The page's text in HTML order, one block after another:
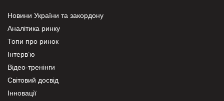
Новини України та закордону
Аналітика ринку
Топи про ринок
Інтерв’ю
Відео-тренінги
Світовий досвід
Інновації